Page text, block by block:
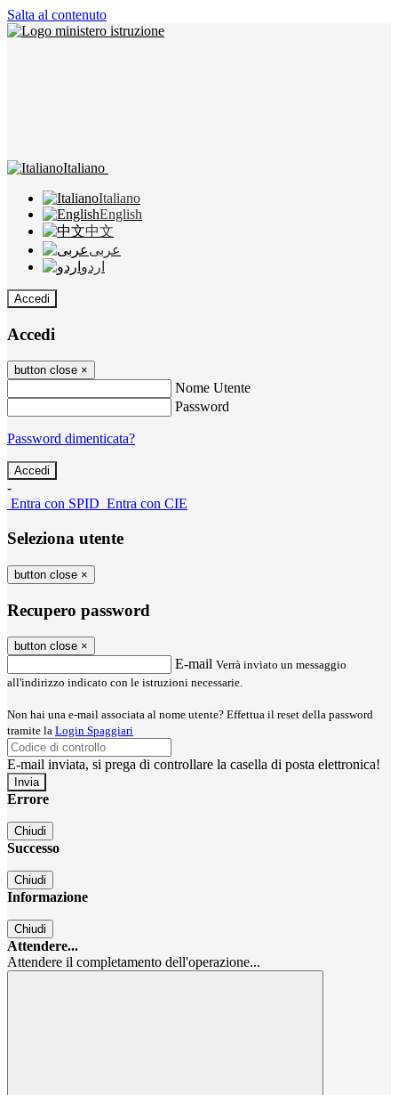
Salta al contenuto
Italiano
Italiano
English
中文
عربى
اردو
Accedi
Accedi
button close ×
Nome Utente
Password
Password dimenticata?
-
Entra con SPID Entra con CIE
Seleziona utente
button close ×
Recupero password
button close ×
E-mail Verrà inviato un messaggio
all'indirizzo indicato con le istruzioni necessarie.
Non hai una e-mail associata al nome utente? Effettua il reset della password
tramite la Login Spaggiari
E-mail inviata, si prega di controllare la casella di posta elettronica!
Errore
Chiudi
Successo
Chiudi
Informazione
Chiudi
Attendere...
Attendere il completamento dell'operazione...